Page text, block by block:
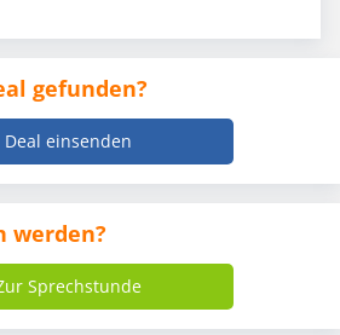
gefunden?
Deal einsenden
werden?
Sprechstunde